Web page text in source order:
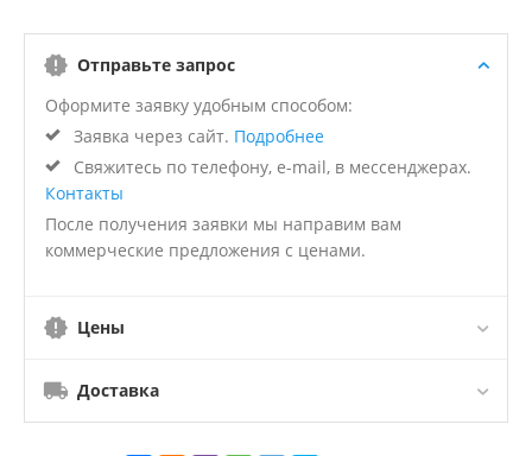
Отправьте запрос
Оформите заявку удобным способом:
Заявка через сайт. Подробнее
Свяжитесь по телефону, e-mail, в мессенджерах.
Контакты
После получения заявки мы направим вам
коммерческие предложения с ценами.
Цены
Доставка